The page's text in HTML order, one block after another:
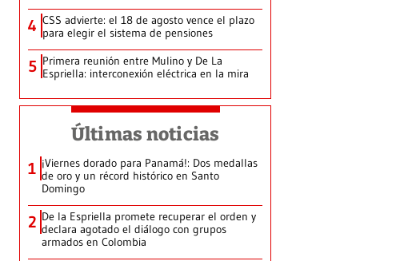
4 CSS advierte: el 18 de agosto vence el plazo
para elegir el sistema de pensiones
5 Primera reunión entre Mulino y De La
Espriella: interconexión eléctrica en la mira
Últimas noticias
1 ¡Viernes dorado para Panamá!: Dos medallas
de oro y un récord histórico en Santo
Domingo
2 De la Espriella promete recuperar el orden y
declara agotado el diálogo con grupos
armados en Colombia